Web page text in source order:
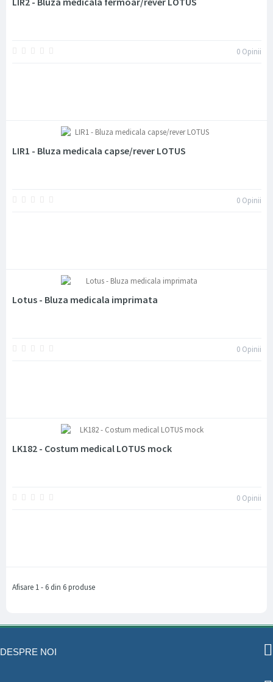
0 Opinii
LIR1 - Bluza medicala capse/rever LOTUS
0 Opinii
Lotus - Bluza medicala imprimata
0 Opinii
LK182 - Costum medical LOTUS mock
0 Opinii
Afisare 1 - 6 din 6 produse
DESPRE NOI